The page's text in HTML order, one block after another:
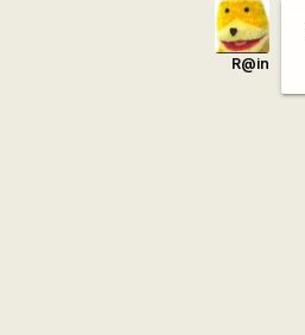
R@in